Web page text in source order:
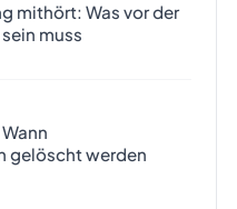
mithört: Was vor der
muss
gelöscht werden